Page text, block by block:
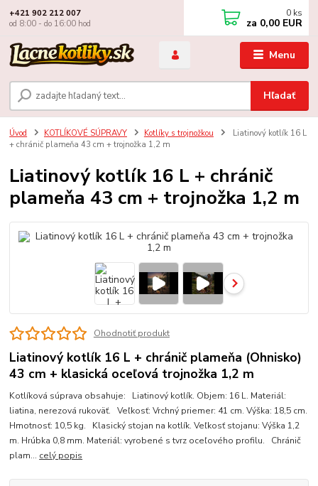
Menu
Hľadať
+421 902 212 007
od 8:00 - do 16:00 hod
0 ks
za 0,00 EUR
Úvod KOTLÍKOVÉ SÚPRAVY Kotlíky s trojnožkou
Liatinový kotlík 16 L
+ chránič plameňa 43 cm + trojnožka 1,2 m
Liatinový kotlík 16 L + chránič
plameňa 43 cm + trojnožka 1,2 m
Ohodnotiť produkt
Liatinový kotlík 16 L + chránič plameňa (Ohnisko)
43 cm + klasická oceľová trojnožka 1,2 m
Kotlíková súprava obsahuje: Liatinový kotlík. Objem: 16 L. Materiál:
liatina, nerezová rukoväť. Veľkosť: Vrchný priemer: 41 cm. Výška: 18,5 cm.
Hmotnosť: 10,5 kg. Klasický stojan na kotlík. Veľkosť stojanu: Výška 1,2
m. Hrúbka 0,8 mm. Materiál: vyrobené s tvrz oceľového profilu. Chránič
plam... celý popis